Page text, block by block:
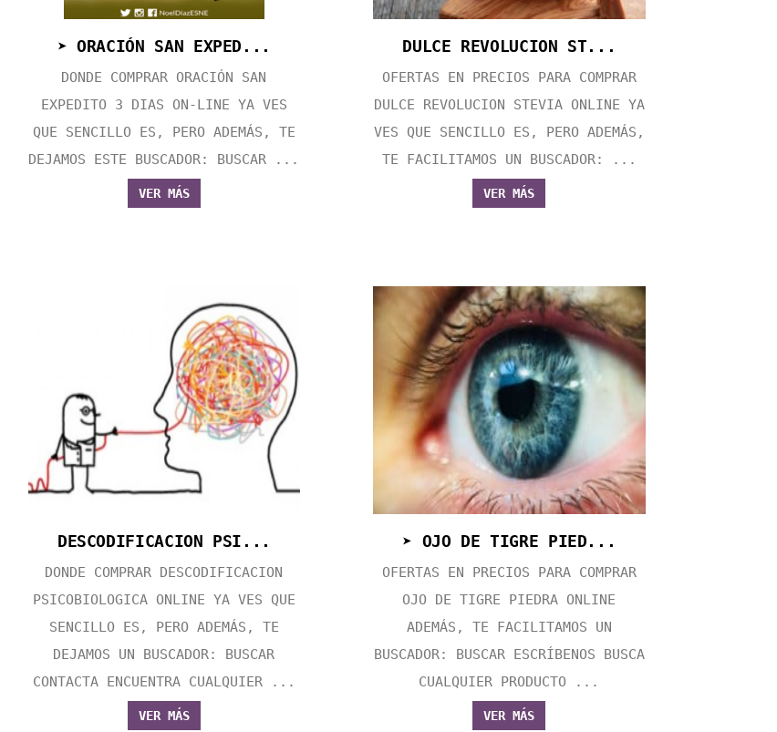
➤ ORACIÓN SAN EXPED...
DONDE COMPRAR ORACIÓN SAN
EXPEDITO 3 DIAS ON-LINE YA VES
QUE SENCILLO ES, PERO ADEMÁS, TE
DEJAMOS ESTE BUSCADOR: BUSCAR ...
VER MÁS
DULCE REVOLUCION ST...
OFERTAS EN PRECIOS PARA COMPRAR
DULCE REVOLUCION STEVIA ONLINE YA
VES QUE SENCILLO ES, PERO ADEMÁS,
TE FACILITAMOS UN BUSCADOR: ...
VER MÁS
DESCODIFICACION PSI...
DONDE COMPRAR DESCODIFICACION
PSICOBIOLOGICA ONLINE YA VES QUE
SENCILLO ES, PERO ADEMÁS, TE
DEJAMOS UN BUSCADOR: BUSCAR
CONTACTA ENCUENTRA CUALQUIER ...
VER MÁS
➤ OJO DE TIGRE PIED...
OFERTAS EN PRECIOS PARA COMPRAR
OJO DE TIGRE PIEDRA ONLINE
ADEMÁS, TE FACILITAMOS UN
BUSCADOR: BUSCAR ESCRÍBENOS BUSCA
CUALQUIER PRODUCTO ...
VER MÁS